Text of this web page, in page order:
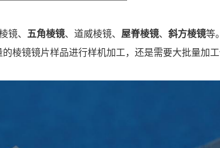
、 五角棱镜、道威棱镜、 屋脊棱镜、 斜方棱镜等
棱镜镜片样品进行样机加工，还是需要大批量加